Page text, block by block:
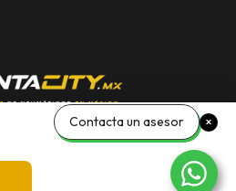
Contacta un asesor